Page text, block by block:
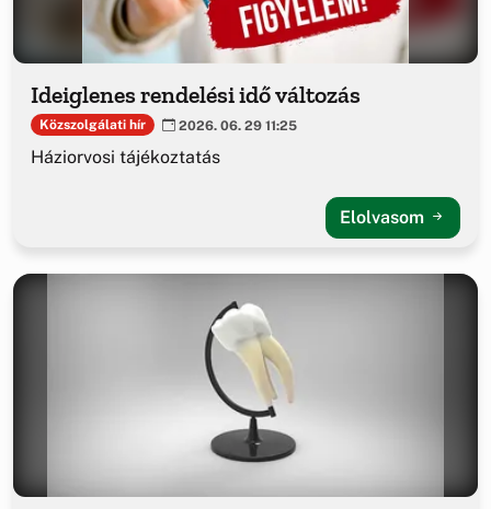
Ideiglenes rendelési idő változás
Közszolgálati hír 2026. 06. 29 11:25
Háziorvosi tájékoztatás
Elolvasom